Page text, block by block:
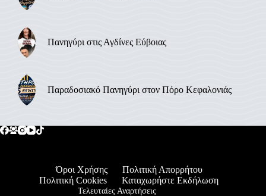
Πανηγύρι στις Αγδίνες Εύβοιας
Παραδοσιακό Πανηγύρι στον Πόρο Κεφαλονιάς
Όροι Χρήσης
Πολιτική Απορρήτου
Πολιτική Cookies
Καταχωρήστε Εκδήλωση
Τελευταίες Αναρτήσεις